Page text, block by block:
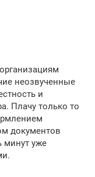
неозвученные
и
Плачу только то
документов
минут уже